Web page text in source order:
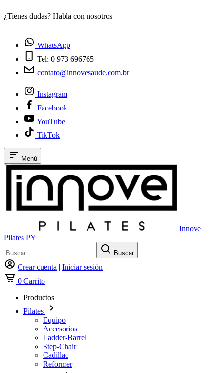
¿Tienes dudas? Habla con nosotros
WhatsApp
Tel: 0 973 696765
contato@innovesaude.com.br
Instagram
Facebook
YouTube
TikTok
Menú
Innove
Pilates PY
Buscar
Crear cuenta | Iniciar sesión
0 Carrito
Productos
Pilates
Equipo
Accesorios
Ladder-Barrel
Step-Chair
Cadillac
Reformer